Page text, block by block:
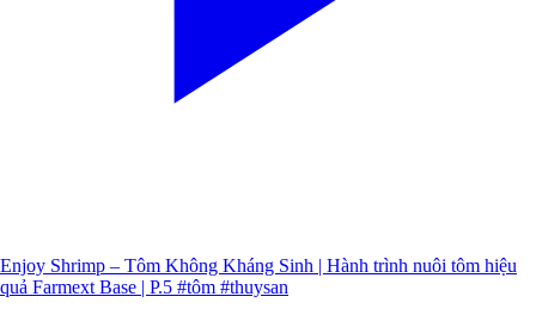
Enjoy Shrimp – Tôm Không Kháng Sinh | Hành trình nuôi tôm hiệu
quả Farmext Base | P.5 #tôm #thuysan